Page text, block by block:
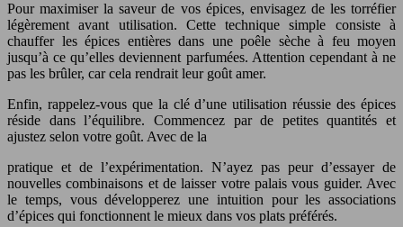
Pour maximiser la saveur de vos épices, envisagez de les torréfier
légèrement avant utilisation. Cette technique simple consiste à
chauffer les épices entières dans une poêle sèche à feu moyen
jusqu’à ce qu’elles deviennent parfumées. Attention cependant à ne
pas les brûler, car cela rendrait leur goût amer.
Enfin, rappelez-vous que la clé d’une utilisation réussie des épices
réside dans l’équilibre. Commencez par de petites quantités et
ajustez selon votre goût. Avec de la
pratique et de l’expérimentation. N’ayez pas peur d’essayer de
nouvelles combinaisons et de laisser votre palais vous guider. Avec
le temps, vous développerez une intuition pour les associations
d’épices qui fonctionnent le mieux dans vos plats préférés.